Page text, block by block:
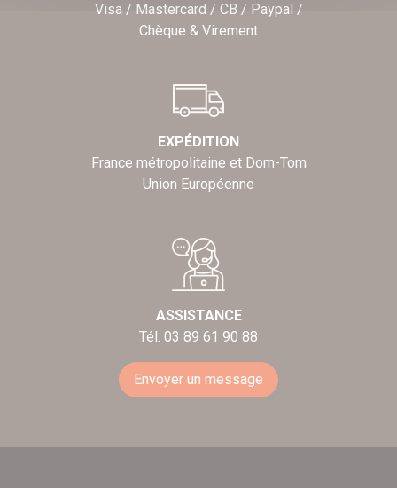
Visa / Mastercard / CB / Paypal /
Chèque & Virement
EXPÉDITION
France métropolitaine et Dom-Tom
Union Européenne
ASSISTANCE
Tél. 03 89 61 90 88
Envoyer un message